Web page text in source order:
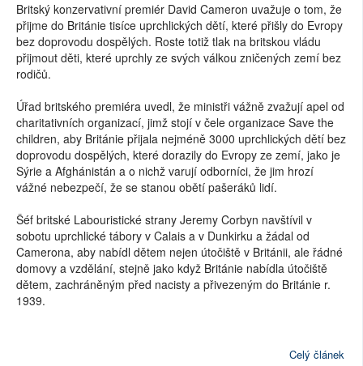
Britský konzervativní premiér David Cameron uvažuje o tom, že
přijme do Británie tisíce uprchlických dětí, které přišly do Evropy
bez doprovodu dospělých. Roste totiž tlak na britskou vládu
přijmout děti, které uprchly ze svých válkou zničených zemí bez
rodičů.
Úřad britského premiéra uvedl, že ministři vážně zvažují apel od
charitativních organizací, jimž stojí v čele organizace Save the
children, aby Británie přijala nejméně 3000 uprchlických dětí bez
doprovodu dospělých, které dorazily do Evropy ze zemí, jako je
Sýrie a Afghánistán a o nichž varují odborníci, že jim hrozí
vážné nebezpečí, že se stanou obětí pašeráků lidí.
Šéf britské Labouristické strany Jeremy Corbyn navštívil v
sobotu uprchlické tábory v Calais a v Dunkirku a žádal od
Camerona, aby nabídl dětem nejen útočiště v Británii, ale řádné
domovy a vzdělání, stejně jako když Británie nabídla útočiště
dětem, zachráněným před nacisty a přivezeným do Británie r.
1939.
Celý článek